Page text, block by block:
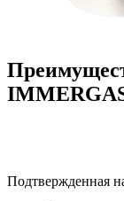
Подтвержденная